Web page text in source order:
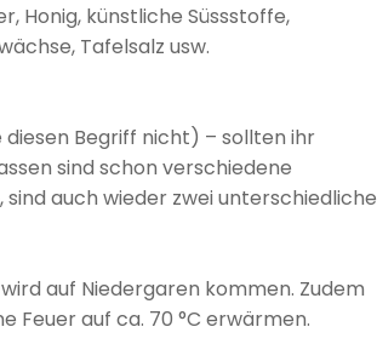
Honig, künstliche Süssstoffe,
Tafelsalz usw.
Begriff nicht) – sollten ihr
sind schon verschiedene
auch wieder zwei unterschiedliche
auf Niedergaren kommen. Zudem
Feuer auf ca. 70 °C erwärmen.